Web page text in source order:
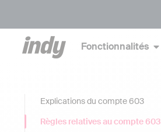
Fonctionnalités
Explications du compte 603
Règles relatives au compte 603